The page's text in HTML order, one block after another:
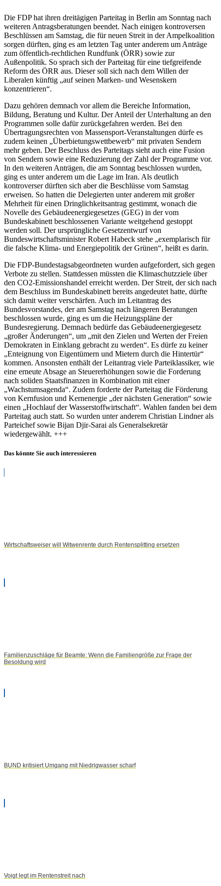
–
Neuer
Ampel-
Streit
droht
Die FDP hat ihren dreitägigen Parteitag in Berlin am Sonntag nach
weiteren Antragsberatungen beendet. Nach einigen kontroversen
Beschlüssen am Samstag, die für neuen Streit in der Ampelkoalition
sorgen dürften, ging es am letzten Tag unter anderem um Anträge
zum öffentlich-rechtlichen Rundfunk (ÖRR) sowie zur
Außenpolitik. So sprach sich der Parteitag für eine tiefgreifende
Reform des ÖRR aus. Dieser soll sich nach dem Willen der
Liberalen künftig „auf seinen Marken- und Wesenskern
konzentrieren“.
Dazu gehören demnach vor allem die Bereiche Information,
Bildung, Beratung und Kultur. Der Anteil der Unterhaltung an den
Programmen solle dafür zurückgefahren werden. Bei den
Übertragungsrechten von Massensport-Veranstaltungen dürfe es
zudem keinen „Überbietungswettbewerb“ mit privaten Sendern
mehr geben. Der Beschluss des Parteitags sieht auch eine Fusion
von Sendern sowie eine Reduzierung der Zahl der Programme vor.
In den weiteren Anträgen, die am Sonntag beschlossen wurden,
ging es unter anderem um die Lage im Iran. Als deutlich
kontroverser dürften sich aber die Beschlüsse vom Samstag
erweisen. So hatten die Delegierten unter anderem mit großer
Mehrheit für einen Dringlichkeitsantrag gestimmt, wonach die
Novelle des Gebäudeenergiegesetzes (GEG) in der vom
Bundeskabinett beschlossenen Variante weitgehend gestoppt
werden soll. Der ursprüngliche Gesetzentwurf von
Bundeswirtschaftsminister Robert Habeck stehe „exemplarisch für
die falsche Klima- und Energiepolitik der Grünen“, heißt es darin.
Die FDP-Bundestagsabgeordneten wurden aufgefordert, sich gegen
Verbote zu stellen. Stattdessen müssten die Klimaschutzziele über
den CO2-Emissionshandel erreicht werden. Der Streit, der sich nach
dem Beschluss im Bundeskabinett bereits angedeutet hatte, dürfte
sich damit weiter verschärfen. Auch im Leitantrag des
Bundesvorstandes, der am Samstag nach längeren Beratungen
beschlossen wurde, ging es um die Heizungspläne der
Bundesregierung. Demnach bedürfe das Gebäudeenergiegesetz
„großer Änderungen“, um „mit den Zielen und Werten der Freien
Demokraten in Einklang gebracht zu werden“. Es dürfe zu keiner
„Enteignung von Eigentümern und Mietern durch die Hintertür“
kommen. Ansonsten enthält der Leitantrag viele Parteiklassiker, wie
eine erneute Absage an Steuererhöhungen sowie die Forderung
nach soliden Staatsfinanzen in Kombination mit einer
„Wachstumsagenda“. Zudem forderte der Parteitag die Förderung
von Kernfusion und Kernenergie „der nächsten Generation“ sowie
einen „Hochlauf der Wasserstoffwirtschaft“. Wahlen fanden bei dem
Parteitag auch statt. So wurden unter anderem Christian Lindner als
Parteichef sowie Bijan Djir-Sarai als Generalsekretär
wiedergewählt. +++
Das könnte Sie auch interessieren
Wirtschaftsweiser will Witwenrente durch Rentensplitting ersetzen
Familienzuschläge für Beamte: Wenn die Familiengröße zur Frage der
Besoldung wird
BUND kritisiert Umgang mit Niedrigwasser scharf
Voigt legt im Rentenstreit nach